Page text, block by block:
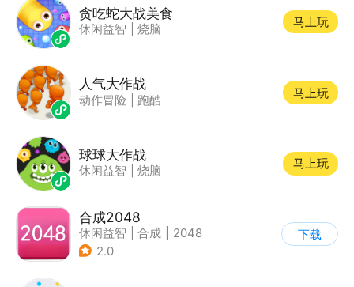
贪吃蛇大战美食
休闲益智 烧脑
马上玩
人气大作战
动作冒险 跑酷
马上玩
球球大作战
休闲益智 烧脑
马上玩
合成2048
休闲益智 合成
2048
2.0
下载